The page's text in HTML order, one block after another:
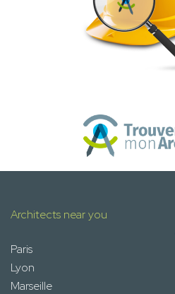
Architects near you
Paris
Lyon
Marseille